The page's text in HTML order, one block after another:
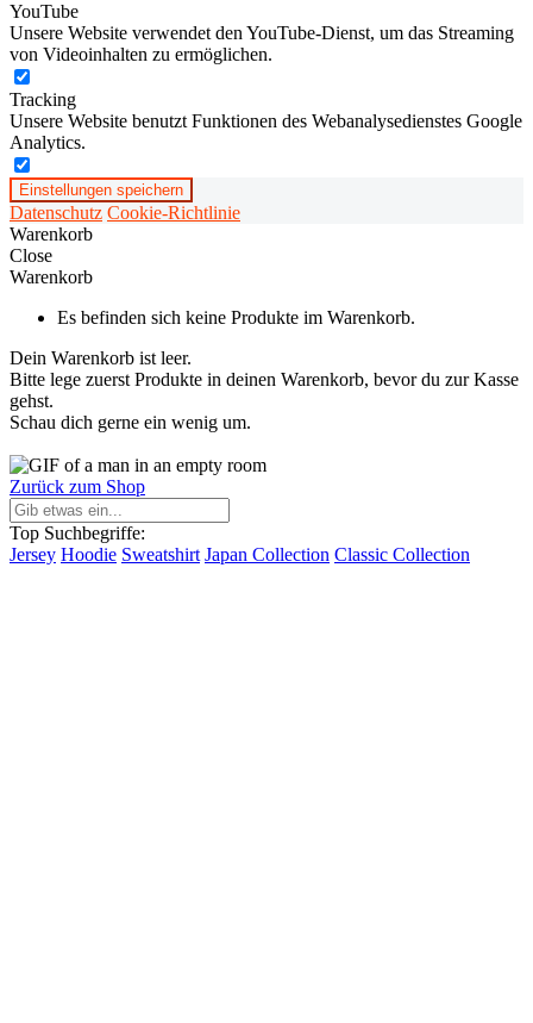
YouTube
Unsere Website verwendet den YouTube-Dienst, um das Streaming
von Videoinhalten zu ermöglichen.
Tracking
Unsere Website benutzt Funktionen des Webanalysedienstes Google
Analytics.
Einstellungen speichern
Datenschutz Cookie-Richtlinie
Warenkorb
Close
Warenkorb
Es befinden sich keine Produkte im Warenkorb.
Dein Warenkorb ist leer.
Bitte lege zuerst Produkte in deinen Warenkorb, bevor du zur Kasse
gehst.
Schau dich gerne ein wenig um.
Zurück zum Shop
Top Suchbegriffe:
Jersey Hoodie Sweatshirt Japan Collection Classic Collection